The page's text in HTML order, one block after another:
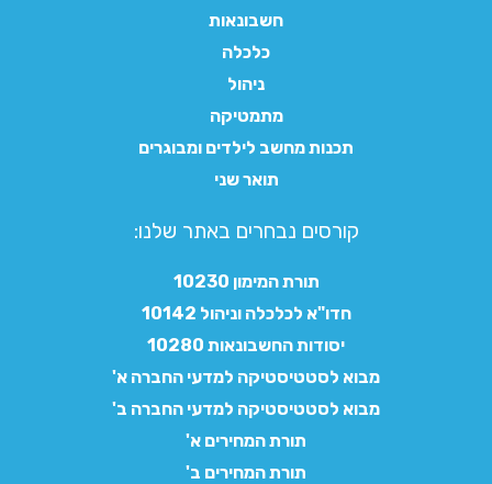
חשבונאות
כלכלה
ניהול
מתמטיקה
תכנות מחשב לילדים ומבוגרים
תואר שני
קורסים נבחרים באתר שלנו:​
תורת המימון 10230
חדו"א לכלכלה וניהול 10142
יסודות החשבונאות 10280
מבוא לסטטיסטיקה למדעי החברה א'
מבוא לסטטיסטיקה למדעי החברה ב'
תורת המחירים א'
תורת המחירים ב'